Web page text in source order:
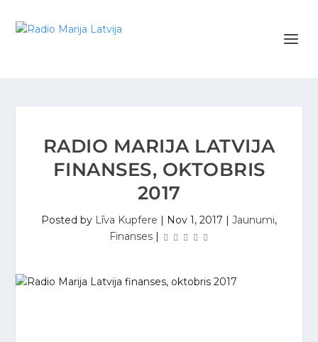
RADIO MARIJA LATVIJA
FINANSES, OKTOBRIS
2017
Posted by Līva Kupfere | Nov 1, 2017 | Jaunumi,
Finanses |